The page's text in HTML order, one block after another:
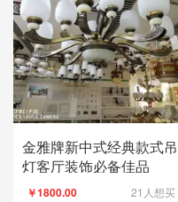
金雅牌新中式经典款式吊
灯客厅装饰必备佳品
￥1800.00 21人想买